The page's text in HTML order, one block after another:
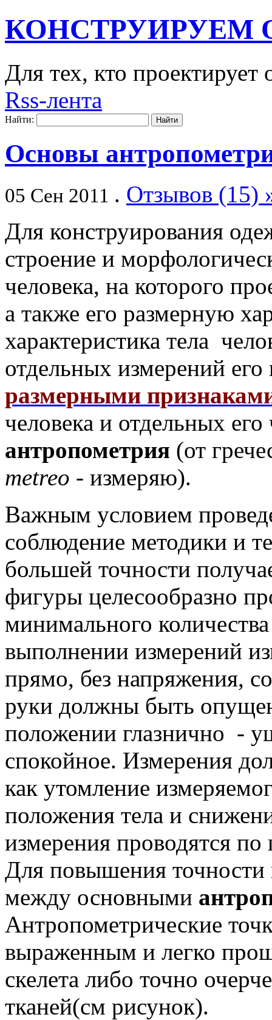
КОНСТРУИРУЕМ
Для тех, кто проектирует
Rss-лента
Найти:
Основы
05 Сен 2011 . Отзывов (15)
Для конструирования
строение и
человека, на которого
а также его размерную
характеристика тела
отдельных измерений
размерными
человека и отдельных его
антропометрия (от
metreo - измеряю).
Важным условием
соблюдение методики и
большей точности
фигуры целесообразно
минимального
выполнении измерений
прямо, без напряжения,
руки должны быть
положении глазнично -
спокойное. Измерения
как утомление
положения тела и
измерения проводятся по
Для повышения точности
между основными
Антропометрические
выраженным и легко
скелета либо точно
тканей(см рисунок).